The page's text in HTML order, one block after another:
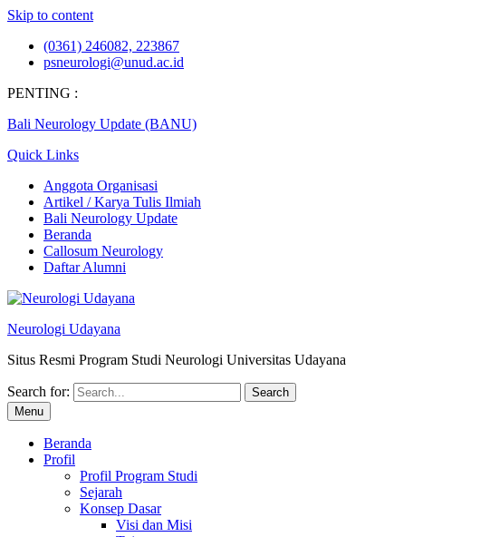
Skip to content
(0361) 246082, 223867
psneurologi@unud.ac.id
PENTING :
Bali Neurology Update (BANU)
Quick Links
Anggota Organisasi
Artikel / Karya Tulis Ilmiah
Bali Neurology Update
Beranda
Callosum Neurology
Daftar Alumni
Neurologi Udayana
Situs Resmi Program Studi Neurologi Universitas Udayana
Search for:
Menu
Beranda
Profil
Profil Program Studi
Sejarah
Konsep Dasar
Visi dan Misi